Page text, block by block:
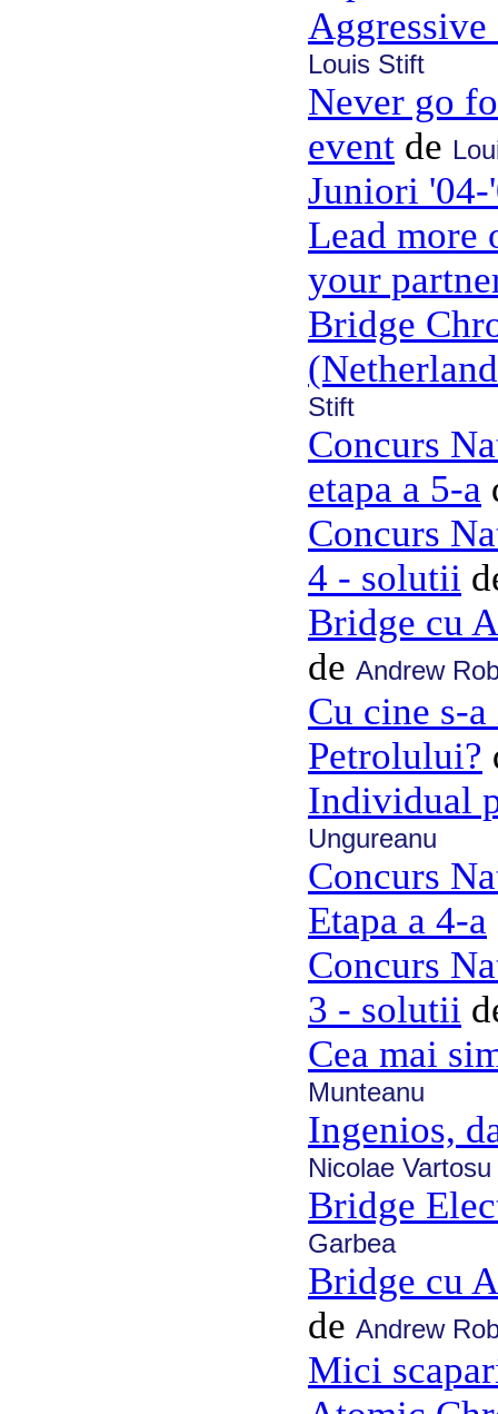
Louis Stift
Never go
event de
Juniori '04-
Lead more
your
Bridge
Stift
Concurs
etapa a 5-a
Concurs
4 - solutii
Bridge cu
de Andrew
Cu cine s-
Petrolului?
Individual
Ungureanu
Concurs
Etapa a 4-a
Concurs
3 - solutii
Cea mai
Munteanu
Ingenios,
Nicolae Vartosu
Bridge
Garbea
Bridge cu
de Andrew
Mici